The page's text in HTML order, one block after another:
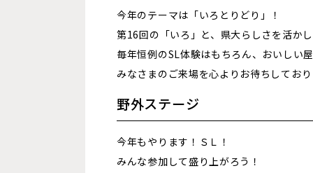
今年のテーマは「いろとりどり」！
第16回の「いろ」と、県大らしさを活か
毎年恒例のSL体験はもちろん、おいしい
みなさまのご来場を心よりお待ちしており
野外ステージ
今年もやります！ＳＬ！
みんな参加して盛り上がろう！